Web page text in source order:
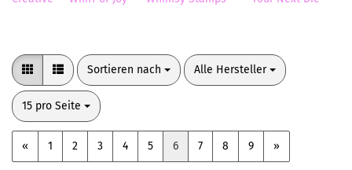
Sortieren nach
Sortieren nach Alle Hersteller
pro Seite
15 pro Seite
pro Seite
« 1 2 3 4 5 6 7 8 9 »